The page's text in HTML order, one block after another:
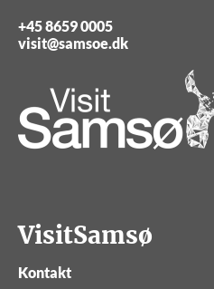
+45 8659 0005
visit@samsoe.dk
VisitSamsø
Kontakt